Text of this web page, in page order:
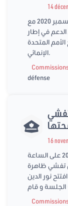
14
عقدت لجنة الأمن والدفاع جلسة عمل يوم 14 ديسمبر 2020 مع
الدعم في إطار
المتحدة
الإنمائي.
défense
تفشي
16
عقدت لجنة الأمن والدفاع يوم 16 نوفمبر 2020 على الساعة
تفشي ظاهرة
بحضور 31 نائب. افتتح نور الدين
الجلسة و قام